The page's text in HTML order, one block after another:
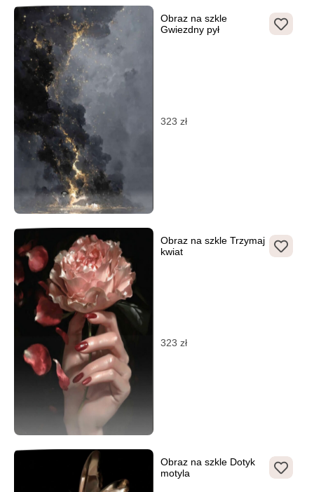
Obraz na szkle
Gwiezdny pył
323 zł
Obraz na szkle Trzymaj
kwiat
323 zł
Obraz na szkle Dotyk
motyla